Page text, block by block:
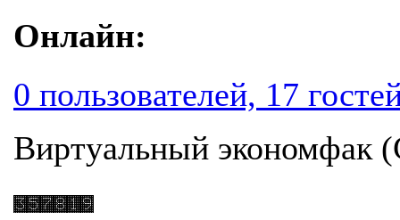
Онлайн:
0 пользователей, 17
Виртуальный экономфак